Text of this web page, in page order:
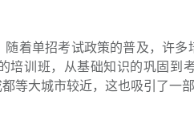
着单招考试政策的普及，许
培训班，从基础知识的巩固到
等大城市较近，这也吸引了一